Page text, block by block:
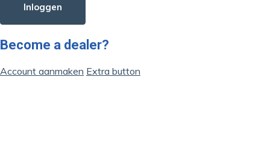
Inloggen
Become a dealer?
Account aanmaken Extra button